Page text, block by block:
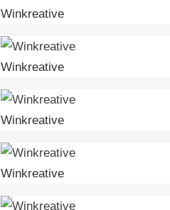
Winkreative
Winkreative
Winkreative
Winkreative